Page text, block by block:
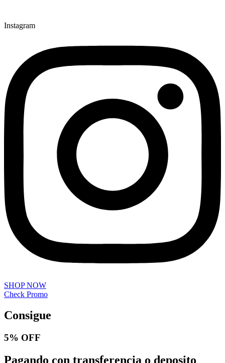
Instagram
SHOP NOW
Check Promo
Consigue
5% OFF
Pagando con transferencia o deposito